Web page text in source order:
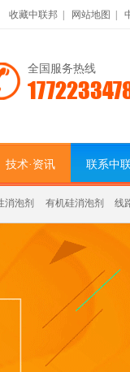
收藏中联邦 网站地图
全国服务热线
技术·资讯 联系中
消泡剂 有机硅消泡剂 线